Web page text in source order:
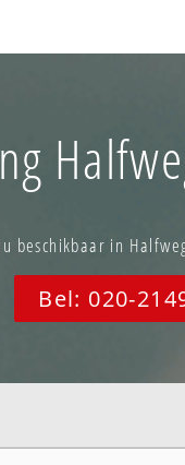
beschikbaar in
Bel: 020-